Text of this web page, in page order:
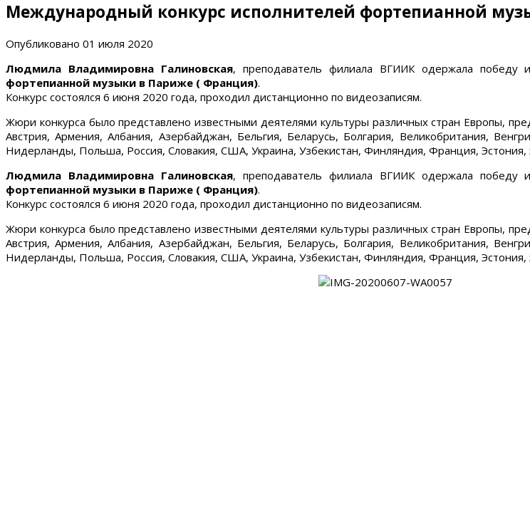
Международный конкурс исполнителей фортепианной
Опубликовано 01 июля 2020
Людмила Владимировна Галиновская, преподаватель филиала ВГИИК одержала победу
фортепианной музыки в Париже ( Франция).
Конкурс состоялся 6 июня 2020 года, проходил дистанционно по видеозаписям.
Жюри конкурса было представлено известными деятелями культуры различных стран Европы,
Австрия, Армения, Албания, Азербайджан, Бельгия, Беларусь, Болгария, Великобритания,
Нидерланды, Польша, Россия, Словакия, США, Украина, Узбекистан, Финляндия, Франция, Эстония,
Людмила Владимировна Галиновская, преподаватель филиала ВГИИК одержала победу
фортепианной музыки в Париже ( Франция).
Конкурс состоялся 6 июня 2020 года, проходил дистанционно по видеозаписям.
Жюри конкурса было представлено известными деятелями культуры различных стран Европы,
Австрия, Армения, Албания, Азербайджан, Бельгия, Беларусь, Болгария, Великобритания,
Нидерланды, Польша, Россия, Словакия, США, Украина, Узбекистан, Финляндия, Франция, Эстония,